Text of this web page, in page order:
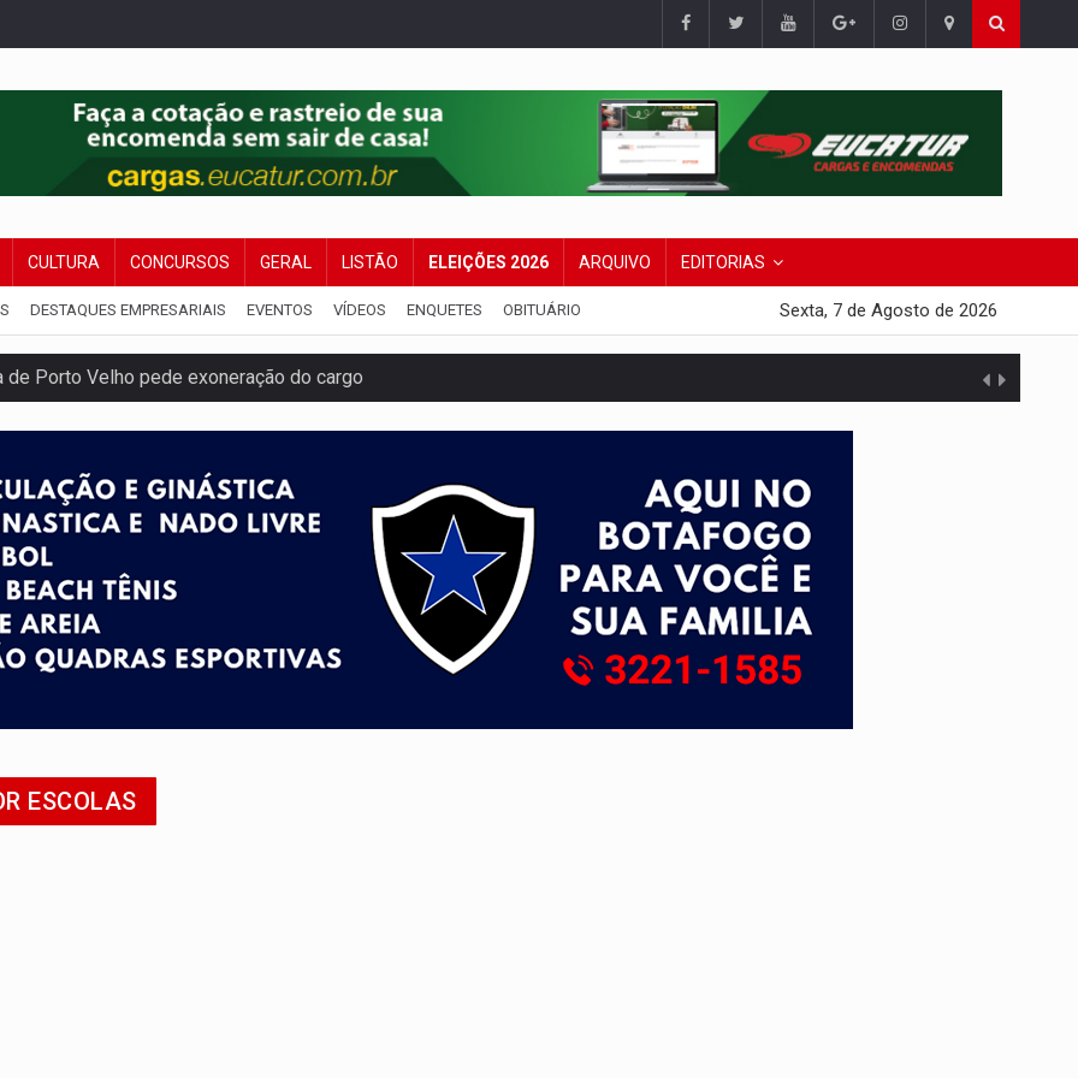
CULTURA CONCURSOS GERAL LISTÃO ELEIÇÕES 2026 ARQUIVO EDITORIAS
DESTAQUES EMPRESARIAIS EVENTOS VÍDEOS ENQUETES OBITUÁRIO Sexta, 7 de Agosto de 2026
de Porto Velho pede exoneração do cargo
exames especializados durante expedição do SUS
R$ 8,5 bilhões e RO projeta alta de 8,8%
celebração gratuita neste domingo (9)
termina com explosivos apreendidos
milhões
ELETRÔNICO Nº 90091/2025/SUPEL/RO
Empreendedora segue no Espaço Alternativo com entrada gratuita
ESCOLAS